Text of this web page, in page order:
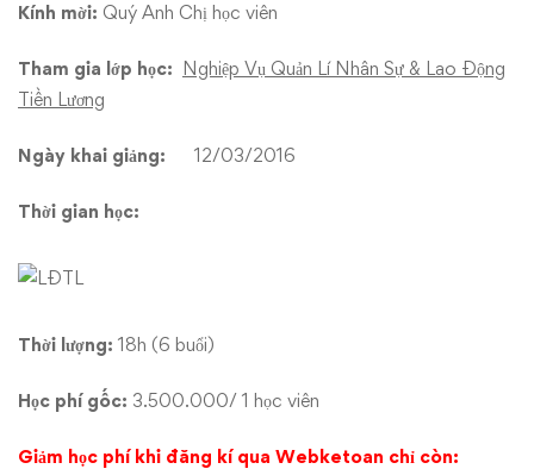
Nhân
Sự
và
Lao
Động
Tiền
Lương”
Kính mời: Quý Anh Chị học viên
Tham gia lớp học: Nghiệp Vụ Quản Lí Nhân Sự & Lao Động
Tiền Lương
Ngày khai giảng: 12/03/2016
Thời gian học:
Thời lượng: 18h (6 buổi)
Học phí gốc: 3.500.000/ 1 học viên
Giảm học phí khi đăng kí qua Webketoan chỉ còn: